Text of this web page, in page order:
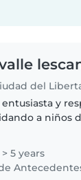
y
a niños
5 years